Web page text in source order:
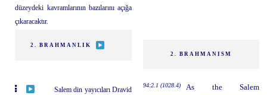
düzeydeki kavramlarının bazılarını açığa
çıkaracaktır.
2. BRAHMANLIK
2. BRAHMANISM
Salem din yayıcıları Dravid
94:2.1 (1028.4)
As the Salem